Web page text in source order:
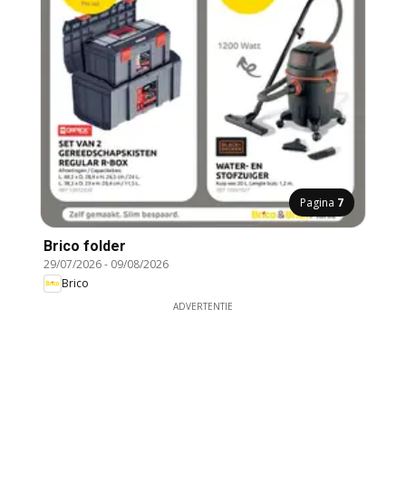
Pagina 7
Brico folder
29/07/2026- 09/08/2026
Brico
ADVERTENTIE